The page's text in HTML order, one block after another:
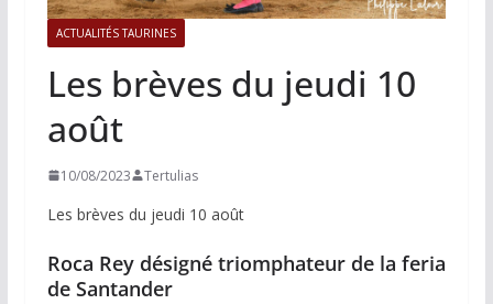
ACTUALITÉS TAURINES
Les brèves du jeudi 10
août
10/08/2023 Tertulias
Les brèves du jeudi 10 août
Roca Rey désigné triomphateur de la feria
de Santander